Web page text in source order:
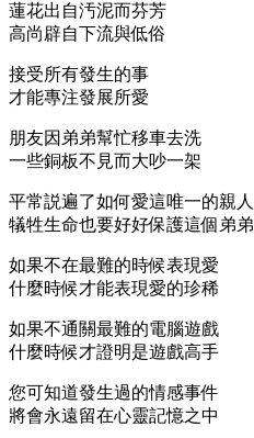
蓮花出自汚泥而芬芳
高尚辟自下流與低俗
接受所有發生的事
才能專注發展所愛
朋友因弟弟幫忙移車去洗
一些銅板不見而大吵一架
平常説遍了如何愛這唯一的親人
犠牲生命也要好好保護這個弟弟
如果不在最難的時候表現愛
什麼時候才能表現愛的珍稀
如果不通關最難的電腦遊戲
什麼時候才證明是遊戲高手
您可知道發生過的情感事件
將會永遠留在心靈記憶之中